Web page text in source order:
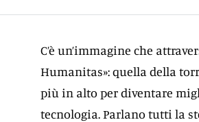
C’è un’immagine che
Humanitas»: quella della
più in alto per diventare
tecnologia. Parlano tutti la